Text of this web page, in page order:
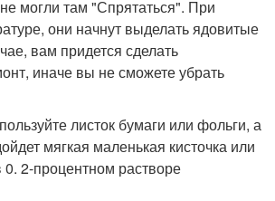
могли там "Спрятаться". При
они начнут выделать ядовитые
вам придется сделать
иначе вы не сможете убрать
листок бумаги или фольги, а
мягкая маленькая кисточка или
2-процентном растворе